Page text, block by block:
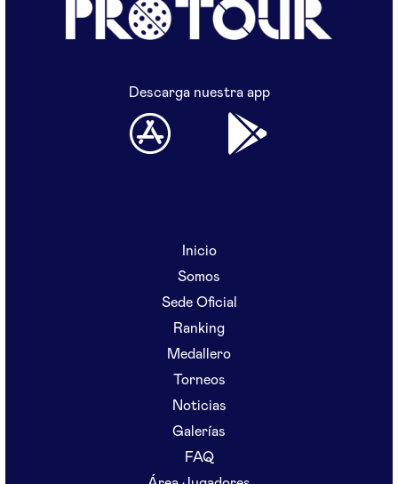
Descarga nuestra app
Inicio
Somos
Sede Oficial
Ranking
Medallero
Torneos
Noticias
Galerías
FAQ